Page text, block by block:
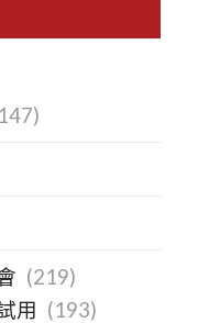
(219)
用 (193)